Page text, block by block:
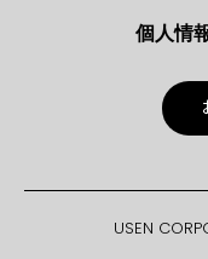
個人情
USEN